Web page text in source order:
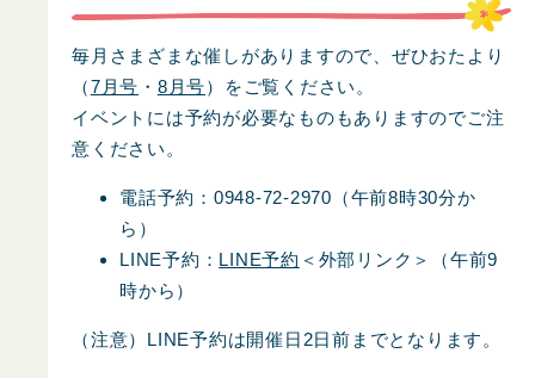
毎月さまざまな催しがありますので、ぜひおたより
（7月号 ・ 8月号）をご覧ください。
イベントには予約が必要なものもありますのでご注
意ください。
電話予約：0948-72-2970（午前8時30分か
ら）
LINE予約： LINE予約 ＜外部リンク＞
（午前9
時から）
（注意）LINE予約は開催日2日前までとなります。